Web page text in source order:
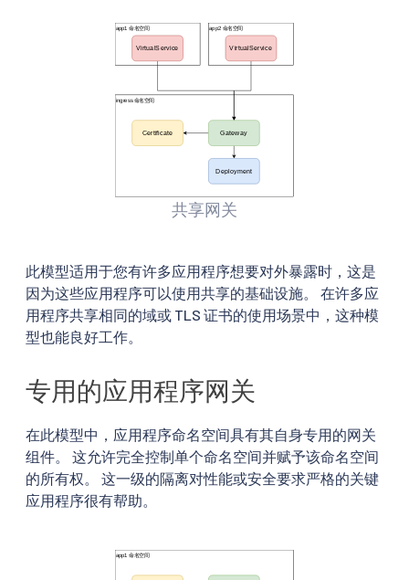
共享网关
此模型适用于您有许多应用程序想要对外暴露时，这是
因为这些应用程序可以使用共享的基础设施。 在许多应
用程序共享相同的域或 TLS 证书的使用场景中，这种模
型也能良好工作。
专用的应用程序网关
在此模型中，应用程序命名空间具有其自身专用的网关
组件。 这允许完全控制单个命名空间并赋予该命名空间
的所有权。 这一级的隔离对性能或安全要求严格的关键
应用程序很有帮助。